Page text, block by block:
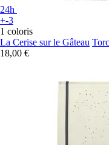
24h
+-3
1 coloris
La Cerise sur le Gâteau
18,00 €